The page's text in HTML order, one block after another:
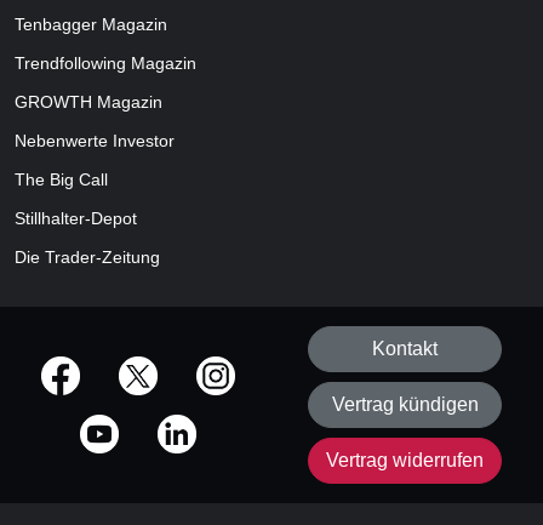
Tenbagger Magazin
Trendfollowing Magazin
GROWTH Magazin
Nebenwerte Investor
The Big Call
Stillhalter-Depot
Die Trader-Zeitung
offizielle Social Media-Accounts
Kontakt
Vertrag kündigen
Vertrag widerrufen